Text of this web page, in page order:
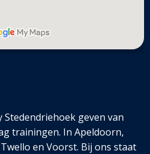
Stedendriehoek geven van
trainingen. In Apeldoorn,
en Voorst. Bij ons staat